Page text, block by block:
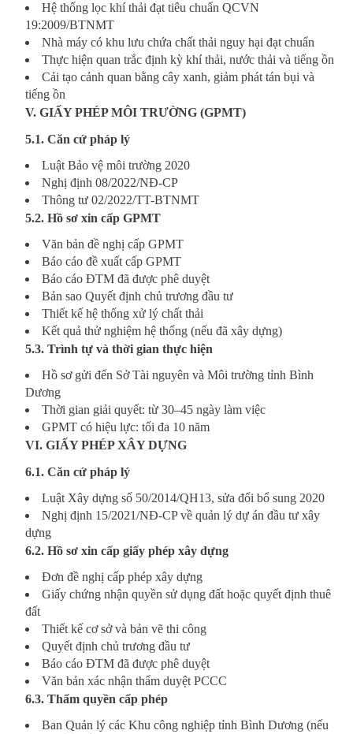
Hệ thống lọc khí thải đạt tiêu chuẩn QCVN
19:2009/BTNMT
Nhà máy có khu lưu chứa chất thải nguy hại đạt chuẩn
Thực hiện quan trắc định kỳ khí thải, nước thải và tiếng ồn
Cải tạo cảnh quan bằng cây xanh, giảm phát tán bụi và
tiếng ồn
V. GIẤY PHÉP MÔI TRƯỜNG (GPMT)
5.1. Căn cứ pháp lý
Luật Bảo vệ môi trường 2020
Nghị định 08/2022/NĐ-CP
Thông tư 02/2022/TT-BTNMT
5.2. Hồ sơ xin cấp GPMT
Văn bản đề nghị cấp GPMT
Báo cáo đề xuất cấp GPMT
Báo cáo ĐTM đã được phê duyệt
Bản sao Quyết định chủ trương đầu tư
Thiết kế hệ thống xử lý chất thải
Kết quả thử nghiệm hệ thống (nếu đã xây dựng)
5.3. Trình tự và thời gian thực hiện
Hồ sơ gửi đến Sở Tài nguyên và Môi trường tỉnh Bình
Dương
Thời gian giải quyết: từ 30–45 ngày làm việc
GPMT có hiệu lực: tối đa 10 năm
VI. GIẤY PHÉP XÂY DỰNG
6.1. Căn cứ pháp lý
Luật Xây dựng số 50/2014/QH13, sửa đổi bổ sung 2020
Nghị định 15/2021/NĐ-CP về quản lý dự án đầu tư xây
dựng
6.2. Hồ sơ xin cấp giấy phép xây dựng
Đơn đề nghị cấp phép xây dựng
Giấy chứng nhận quyền sử dụng đất hoặc quyết định thuê
đất
Thiết kế cơ sở và bản vẽ thi công
Quyết định chủ trương đầu tư
Báo cáo ĐTM đã được phê duyệt
Văn bản xác nhận thẩm duyệt PCCC
6.3. Thẩm quyền cấp phép
Ban Quản lý các Khu công nghiệp tỉnh Bình Dương (nếu